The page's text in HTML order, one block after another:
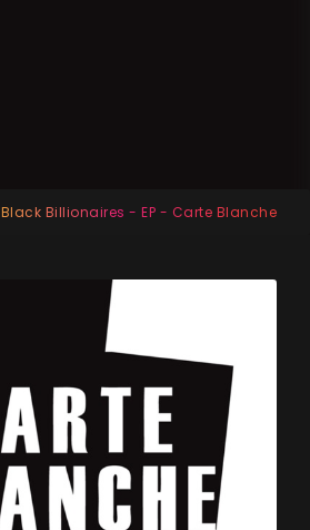
Black Billionaires - EP - Carte Blanche